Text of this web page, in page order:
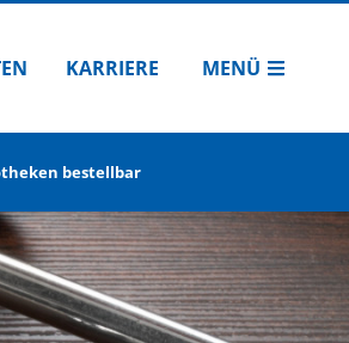
KARRIERE MENÜ
bestellbar